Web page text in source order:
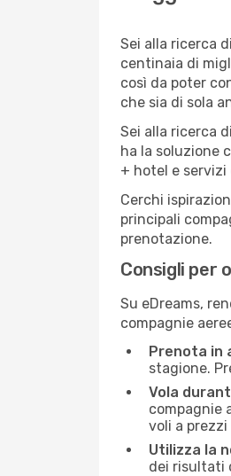
Sei alla ricerca
centinaia di
così da poter
che sia di sola
Sei alla ricerca
ha la soluzione
+ hotel e
Cerchi
principali
prenotazione.
Consigli per
Su eDreams,
compagnie
Prenota in
stagione.
Vola
compagnie
voli a
Utilizza la
dei risultati